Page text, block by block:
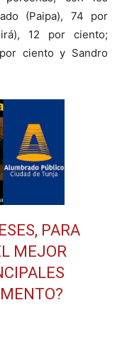
(Paipa), 74 por
12 por ciento;
ciento y Sandro
PARA
MEJOR